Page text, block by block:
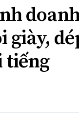
Tài chính
hàng
Kinh tế vĩ
Hồ sơ
nghiệp
Xu hướng
giày,
tiếng